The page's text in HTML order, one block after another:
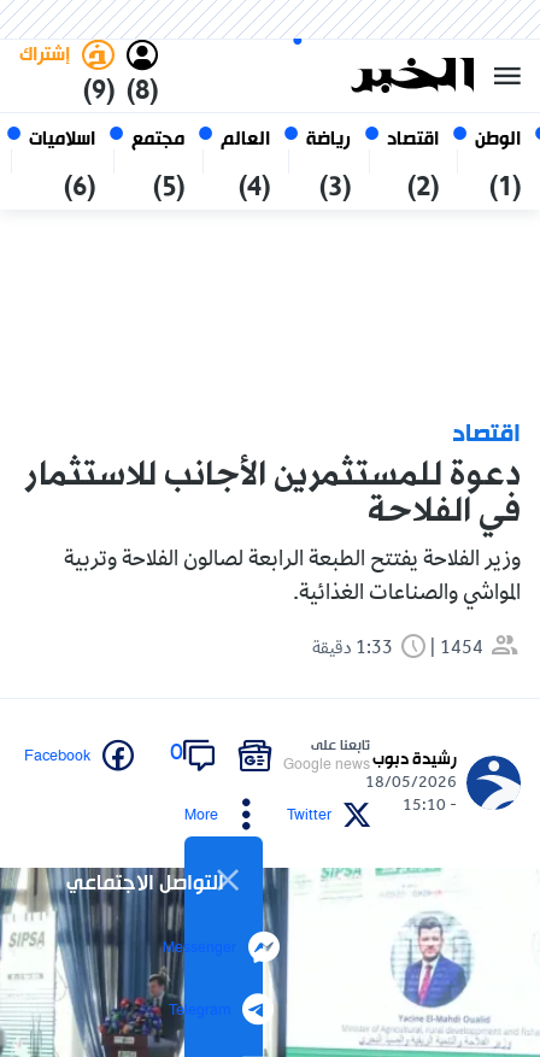
الوطن
(1)
اقتصاد
(2)
رياضة
(3)
العالم
(4)
مجتمع
(5)
اسلاميات
(6)
(8)
إشتراك
(9)
أغسطس 2026
الجزائر
اقتصاد
دعوة للمستثمرين الأجانب للاستثمار
في الفلاحة
وزير الفلاحة يفتتح الطبعة الرابعة لصالون الفلاحة وتربية
المواشي والصناعات الغذائية.
1454
رشيدة دبوب
18/05/2026
- 15:10
تابعنا على
Google news
0
Facebook
Twitter
More
التواصل الاجتماعي
Messenger
Telegram